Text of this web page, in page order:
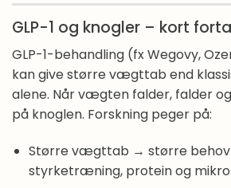
GLP-1 og knogler – kort
GLP-1-behandling (fx Wegovy,
kan give større vægttab end
alene. Når vægten falder, falder
på knoglen. Forskning peger på:
Større vægttab → større
styrketræning, protein og